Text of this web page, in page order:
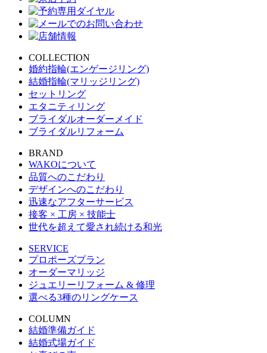
COLLECTION
婚約指輪(エンゲージリング)
結婚指輪(マリッジリング)
セットリング
エタニティリング
ブライダルオーダーメイド
ブライダルリフォーム
BRAND
WAKOについて
品質へのこだわり
デザインへのこだわり
迅速なアフターサービス
接客 × 工房 × 技能士
世代を超えて愛され続ける和光
SERVICE
プロポーズプラン
オーダーマリッジ
ジュエリーリフォーム & 修理
選べる3種のリングケース
COLUMN
結婚準備ガイド
結婚式場ガイド